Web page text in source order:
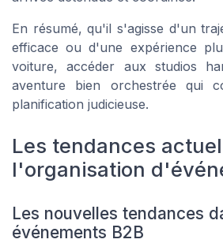
En résumé, qu'il s'agisse d'un
efficace ou d'une expérience
voiture, accéder aux studios
aventure bien orchestrée qui
planification judicieuse.
Les tendances
l'organisation
Les nouvelles tendances
événements B2B